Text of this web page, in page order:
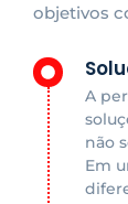
objetivos
A
não
Em